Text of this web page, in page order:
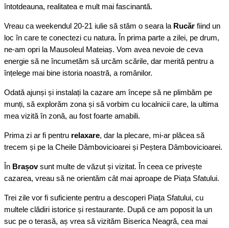
întotdeauna, realitatea e mult mai fascinantă.
Vreau ca weekendul 20-21 iulie să stăm o seara la Rucăr fiind un
loc în care te conectezi cu natura. În prima parte a zilei, pe drum,
ne-am opri la Mausoleul Mateiaș. Vom avea nevoie de ceva
energie să ne încumetăm să urcăm scările, dar merită pentru a
înțelege mai bine istoria noastră, a românilor.
Odată ajunși și instalați la cazare am începe să ne plimbăm pe
munți, să explorăm zona și să vorbim cu localnicii care, la ultima
mea vizită în zonă, au fost foarte amabili.
Prima zi ar fi pentru relaxare, dar la plecare, mi-ar plăcea să
trecem și pe la Cheile Dâmbovicioarei și Peștera Dâmbovicioarei.
În Brașovsunt multe de văzut și vizitat. În ceea ce privește
cazarea, vreau să ne orientăm cât mai aproape de Piața Sfatului.
Trei zile vor fi suficiente pentru a descoperi Piața Sfatului, cu
multele clădiri istorice și restaurante. După ce am poposit la un
suc pe o terasă, aș vrea să vizităm Biserica Neagră, cea mai